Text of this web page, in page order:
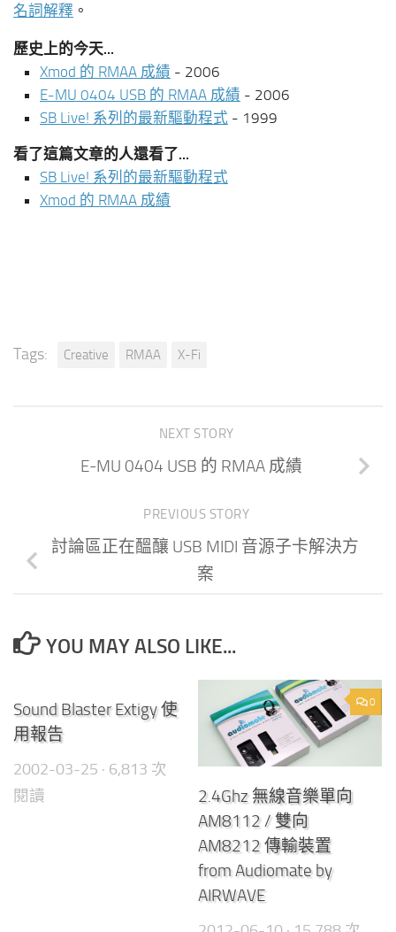
名詞解釋 。
歷史上的今天...
Xmod 的 RMAA 成績 - 2006
E-MU 0404 USB 的 RMAA 成績 - 2006
SB Live! 系列的最新驅動程式 - 1999
看了這篇文章的人還看了...
SB Live! 系列的最新驅動程式
Xmod 的 RMAA 成績
Tags: Creative RMAA X-Fi
NEXT STORY
E-MU 0404 USB 的 RMAA 成績
PREVIOUS STORY
討論區正在醞釀 USB MIDI 音源子卡解決方
案
YOU MAY ALSO LIKE...
Sound Blaster Extigy 使
用報告
2002-03-25 · 6,813 次
閱讀
0
2.4Ghz 無線音樂單向
AM8112 / 雙向
AM8212 傳輸裝置
from Audiomate by
AIRWAVE